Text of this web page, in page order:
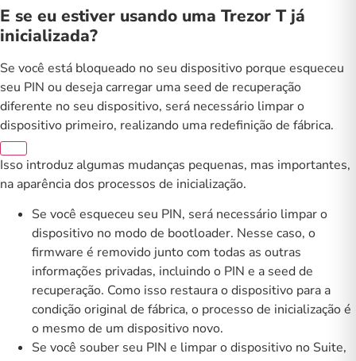
E se eu estiver usando uma Trezor T já
inicializada?
Se você está bloqueado no seu dispositivo porque esqueceu
seu PIN ou deseja carregar uma seed de recuperação
diferente no seu dispositivo, será necessário limpar o
dispositivo primeiro, realizando uma redefinição de fábrica.
Isso introduz algumas mudanças pequenas, mas importantes,
na aparência dos processos de inicialização.
Se você esqueceu seu PIN, será necessário limpar o
dispositivo no modo de bootloader. Nesse caso, o
firmware é removido junto com todas as outras
informações privadas, incluindo o PIN e a seed de
recuperação. Como isso restaura o dispositivo para a
condição original de fábrica, o processo de inicialização é
o mesmo de um dispositivo novo.
Se você souber seu PIN e limpar o dispositivo no Suite,